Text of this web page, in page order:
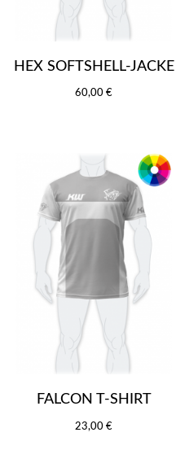
HEX SOFTSHELL-JACKE
60,00 €
FALCON T-SHIRT
23,00 €